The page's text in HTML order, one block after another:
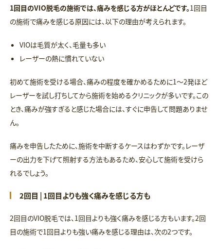
1回目のVIO脱毛の施術では、痛みを感じる方がほとんどです。1回目
の施術で痛みを感じる原因には、以下の理由が考えられます。
VIOは毛質が太く、毛量も多い
レーザーの熱に慣れていない
初めて施術を受ける場合、痛みの程度を確かめるために1〜2発ほど
レーザーを試し打ちしてから施術を始めるクリニックが多いです。この
とき、痛みが強すぎると感じた場合には、すぐに申告して問題ありませ
ん。
痛みを申告したために、施術を中断するケースはわずかです。レーザ
ーの出力を下げて照射する方法もあるため、安心して施術を受けら
れるでしょう。
2回目 | 1回目よりも強く痛みを感じる方も
2回目のVIO脱毛では、1回目よりも強く痛みを感じる方もいます。2回
目の施術で1回目よりも強い痛みを感じる理由は、次の2つです。